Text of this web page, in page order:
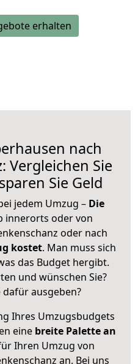
erhalten
nach
Vergleichen Sie
Sie Geld
jedem Umzug – Die
innerorts oder von
oder nach
kostet. Man muss sich
das Budget hergibt.
und wünschen Sie?
dafür ausgeben?
Ihres Umzugsbudgets
eine breite Palette an
Ihren Umzug von
an. Bei uns